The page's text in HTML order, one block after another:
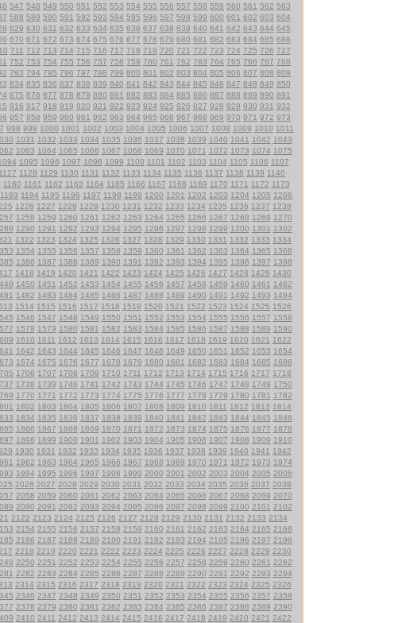
547 548 549 550 551 552 553 554 555 556 557 558 559 560 561 562 563
588 589 590 591 592 593 594 595 596 597 598 599 600 601 602 603 604
629 630 631 632 633 634 635 636 637 638 639 640 641 642 643 644 645
670 671 672 673 674 675 676 677 678 679 680 681 682 683 684 685 686
711 712 713 714 715 716 717 718 719 720 721 722 723 724 725 726 727
752 753 754 755 756 757 758 759 760 761 762 763 764 765 766 767 768
793 794 795 796 797 798 799 800 801 802 803 804 805 806 807 808 809
834 835 836 837 838 839 840 841 842 843 844 845 846 847 848 849 850
875 876 877 878 879 880 881 882 883 884 885 886 887 888 889 890 891
916 917 918 919 920 921 922 923 924 925 926 927 928 929 930 931 932
957 958 959 960 961 962 963 964 965 966 967 968 969 970 971 972 973
998 999 1000 1001 1002 1003 1004 1005 1006 1007 1008 1009 1010 1011
1031 1032 1033 1034 1035 1036 1037 1038 1039 1040 1041 1042 1043
1063 1064 1065 1066 1067 1068 1069 1070 1071 1072 1073 1074 1075
1095 1096 1097 1098 1099 1100 1101 1102 1103 1104 1105 1106 1107
1127 1128 1129 1130 1131 1132 1133 1134 1135 1136 1137 1138 1139 1140
1160 1161 1162 1163 1164 1165 1166 1167 1168 1169 1170 1171 1172 1173
1193 1194 1195 1196 1197 1198 1199 1200 1201 1202 1203 1204 1205 1206
1226 1227 1228 1229 1230 1231 1232 1233 1234 1235 1236 1237 1238
1258 1259 1260 1261 1262 1263 1264 1265 1266 1267 1268 1269 1270
1290 1291 1292 1293 1294 1295 1296 1297 1298 1299 1300 1301 1302
1322 1323 1324 1325 1326 1327 1328 1329 1330 1331 1332 1333 1334
1354 1355 1356 1357 1358 1359 1360 1361 1362 1363 1364 1365 1366
1386 1387 1388 1389 1390 1391 1392 1393 1394 1395 1396 1397 1398
1418 1419 1420 1421 1422 1423 1424 1425 1426 1427 1428 1429 1430
1450 1451 1452 1453 1454 1455 1456 1457 1458 1459 1460 1461 1462
1482 1483 1484 1485 1486 1487 1488 1489 1490 1491 1492 1493 1494
1514 1515 1516 1517 1518 1519 1520 1521 1522 1523 1524 1525 1526
1546 1547 1548 1549 1550 1551 1552 1553 1554 1555 1556 1557 1558
1578 1579 1580 1581 1582 1583 1584 1585 1586 1587 1588 1589 1590
1610 1611 1612 1613 1614 1615 1616 1617 1618 1619 1620 1621 1622
1642 1643 1644 1645 1646 1647 1648 1649 1650 1651 1652 1653 1654
1674 1675 1676 1677 1678 1679 1680 1681 1682 1683 1684 1685 1686
1706 1707 1708 1709 1710 1711 1712 1713 1714 1715 1716 1717 1718
1738 1739 1740 1741 1742 1743 1744 1745 1746 1747 1748 1749 1750
1770 1771 1772 1773 1774 1775 1776 1777 1778 1779 1780 1781 1782
1802 1803 1804 1805 1806 1807 1808 1809 1810 1811 1812 1813 1814
1834 1835 1836 1837 1838 1839 1840 1841 1842 1843 1844 1845 1846
1866 1867 1868 1869 1870 1871 1872 1873 1874 1875 1876 1877 1878
1898 1899 1900 1901 1902 1903 1904 1905 1906 1907 1908 1909 1910
1930 1931 1932 1933 1934 1935 1936 1937 1938 1939 1940 1941 1942
1962 1963 1964 1965 1966 1967 1968 1969 1970 1971 1972 1973 1974
1994 1995 1996 1997 1998 1999 2000 2001 2002 2003 2004 2005 2006
2026 2027 2028 2029 2030 2031 2032 2033 2034 2035 2036 2037 2038
2058 2059 2060 2061 2062 2063 2064 2065 2066 2067 2068 2069 2070
2090 2091 2092 2093 2094 2095 2096 2097 2098 2099 2100 2101 2102
2122 2123 2124 2125 2126 2127 2128 2129 2130 2131 2132 2133 2134
2154 2155 2156 2157 2158 2159 2160 2161 2162 2163 2164 2165 2166
2186 2187 2188 2189 2190 2191 2192 2193 2194 2195 2196 2197 2198
2218 2219 2220 2221 2222 2223 2224 2225 2226 2227 2228 2229 2230
2250 2251 2252 2253 2254 2255 2256 2257 2258 2259 2260 2261 2262
2282 2283 2284 2285 2286 2287 2288 2289 2290 2291 2292 2293 2294
2314 2315 2316 2317 2318 2319 2320 2321 2322 2323 2324 2325 2326
2346 2347 2348 2349 2350 2351 2352 2353 2354 2355 2356 2357 2358
2378 2379 2380 2381 2382 2383 2384 2385 2386 2387 2388 2389 2390
2410 2411 2412 2413 2414 2415 2416 2417 2418 2419 2420 2421 2422